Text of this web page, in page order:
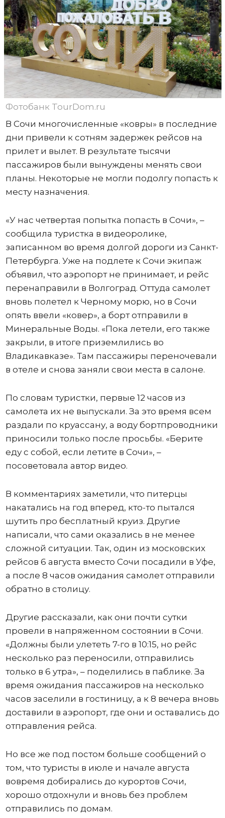
Фотобанк TourDom.ru
В Сочи многочисленные «ковры» в последние
дни привели к сотням задержек рейсов на
прилет и вылет. В результате тысячи
пассажиров были вынуждены менять свои
планы. Некоторые не могли подолгу попасть к
месту назначения.
«У нас четвертая попытка попасть в Сочи», –
сообщила туристка в видеоролике,
записанном во время долгой дороги из Санкт-
Петербурга. Уже на подлете к Сочи экипаж
объявил, что аэропорт не принимает, и рейс
перенаправили в Волгоград. Оттуда самолет
вновь полетел к Черному морю, но в Сочи
опять ввели «ковер», а борт отправили в
Минеральные Воды. «Пока летели, его также
закрыли, в итоге приземлились во
Владикавказе». Там пассажиры переночевали
в отеле и снова заняли свои места в салоне.
По словам туристки, первые 12 часов из
самолета их не выпускали. За это время всем
раздали по круассану, а воду бортпроводники
приносили только после просьбы. «Берите
еду с собой, если летите в Сочи», –
посоветовала автор видео.
В комментариях заметили, что питерцы
накатались на год вперед, кто-то пытался
шутить про бесплатный круиз. Другие
написали, что сами оказались в не менее
сложной ситуации. Так, один из московских
рейсов 6 августа вместо Сочи посадили в Уфе,
а после 8 часов ожидания самолет отправили
обратно в столицу.
Другие рассказали, как они почти сутки
провели в напряженном состоянии в Сочи.
«Должны были улететь 7-го в 10:15, но рейс
несколько раз переносили, отправились
только в 6 утра», – поделились в паблике. За
время ожидания пассажиров на несколько
часов заселили в гостиницу, а к 8 вечера вновь
доставили в аэропорт, где они и оставались до
отправления рейса.
Но все же под постом больше сообщений о
том, что туристы в июле и начале августа
вовремя добирались до курортов Сочи,
хорошо отдохнули и вновь без проблем
отправились по домам.